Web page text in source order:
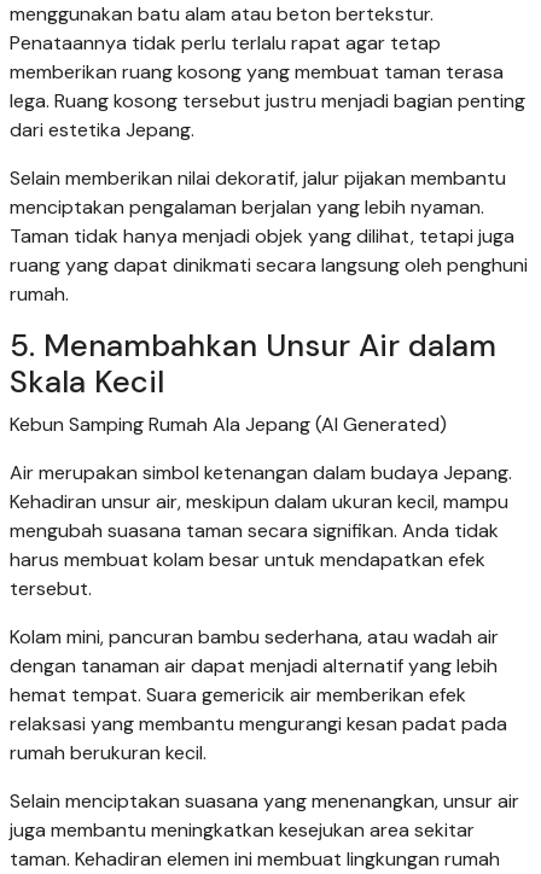
menggunakan batu alam atau beton bertekstur.
Penataannya tidak perlu terlalu rapat agar tetap
memberikan ruang kosong yang membuat taman terasa
lega. Ruang kosong tersebut justru menjadi bagian penting
dari estetika Jepang.
Selain memberikan nilai dekoratif, jalur pijakan membantu
menciptakan pengalaman berjalan yang lebih nyaman.
Taman tidak hanya menjadi objek yang dilihat, tetapi juga
ruang yang dapat dinikmati secara langsung oleh penghuni
rumah.
5. Menambahkan Unsur Air dalam
Skala Kecil
Kebun Samping Rumah Ala Jepang (AI Generated)
Air merupakan simbol ketenangan dalam budaya Jepang.
Kehadiran unsur air, meskipun dalam ukuran kecil, mampu
mengubah suasana taman secara signifikan. Anda tidak
harus membuat kolam besar untuk mendapatkan efek
tersebut.
Kolam mini, pancuran bambu sederhana, atau wadah air
dengan tanaman air dapat menjadi alternatif yang lebih
hemat tempat. Suara gemericik air memberikan efek
relaksasi yang membantu mengurangi kesan padat pada
rumah berukuran kecil.
Selain menciptakan suasana yang menenangkan, unsur air
juga membantu meningkatkan kesejukan area sekitar
taman. Kehadiran elemen ini membuat lingkungan rumah